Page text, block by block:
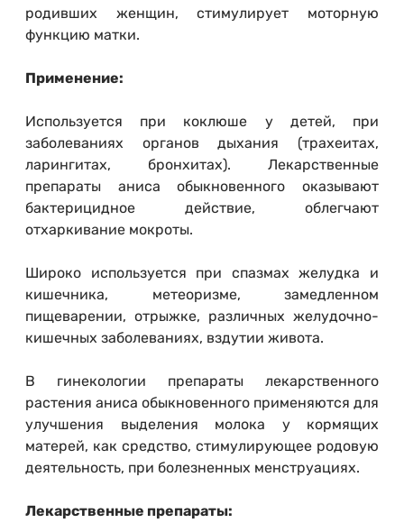
родивших женщин, стимулирует моторную
функцию матки.
Применение:
Используется при коклюше у детей, при
заболеваниях органов дыхания (трахеитах,
ларингитах, бронхитах). Лекарственные
препараты аниса обыкновенного оказывают
бактерицидное действие, облегчают
отхаркивание мокроты.
Широко используется при спазмах желудка и
кишечника, метеоризме, замедленном
пищеварении, отрыжке, различных желудочно-
кишечных заболеваниях, вздутии живота.
В гинекологии препараты лекарственного
растения аниса обыкновенного применяются для
улучшения выделения молока у кормящих
матерей, как средство, стимулирующее родовую
деятельность, при болезненных менструациях.
Лекарственные препараты: